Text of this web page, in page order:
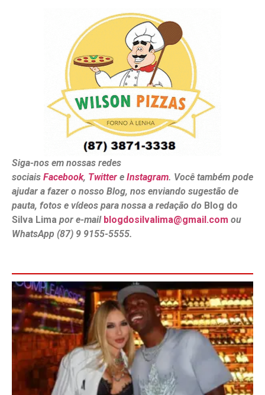
Siga-nos em nossas redes
sociais Facebook, Twitter e Instagram. Você também pode
ajudar a fazer o nosso Blog, nos enviando sugestão de
pauta, fotos e vídeos para nossa a redação do Blog do
Silva Lima por e-mail blogdosilvalima@gmail.com ou
WhatsApp (87) 9 9155-5555.